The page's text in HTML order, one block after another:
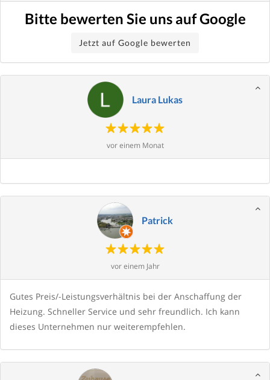
Bitte bewerten Sie uns auf Google
Jetzt auf Google bewerten
Laura Lukas
vor einem Monat
Patrick
vor einem Jahr
Gutes Preis/-Leistungsverhältnis bei der Anschaffung der
Heizung. Schneller Service und sehr freundlich. Ich kann
dieses Unternehmen nur weiterempfehlen.